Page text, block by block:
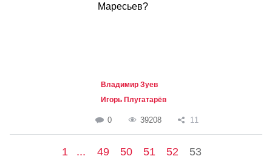
Маресьев?
Владимир Зуев
Игорь Плугатарёв
0 39208 11
1 ... 49 50 51 52 53